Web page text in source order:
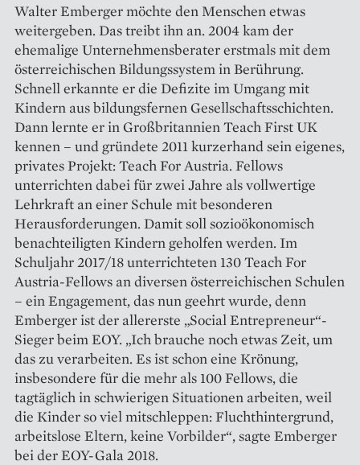
Walter Emberger möchte den Menschen etwas
weitergeben. Das treibt ihn an. 2004 kam der
ehemalige Unternehmensberater erstmals mit dem
österreichischen Bildungssystem in Berührung.
Schnell erkannte er die Defizite im Umgang mit
Kindern aus ­bildungsfernen Gesellschaftsschichten.
Dann lernte er in Großbritannien Teach First UK
kennen – und gründete 2011 kurzerhand sein eigenes,
privates Projekt: Teach For Austria. Fellows
unterrichten dabei für zwei Jahre als vollwertige
Lehrkraft an einer Schule mit besonderen
Herausforderungen. Damit soll sozio­ökonomisch
benachteiligten Kindern geholfen werden. Im
Schuljahr 2017/18 unterrichteten 130 Teach For
Austria-Fellows an diversen österreichischen Schulen
– ein Engagement, das nun geehrt wurde, denn
Emberger ist der allererste „Social Entrepreneur“-
Sieger beim EOY. „Ich brauche noch etwas Zeit, um
das zu verarbeiten. Es ist schon eine Krönung,
insbesondere für die mehr als 100 Fellows, die
tagtäglich in schwierigen Situationen arbeiten, weil
die Kinder so viel mitschleppen: Fluchthintergrund,
arbeitslose Eltern, keine Vorbilder“, sagte Emberger
bei der EOY-Gala 2018.